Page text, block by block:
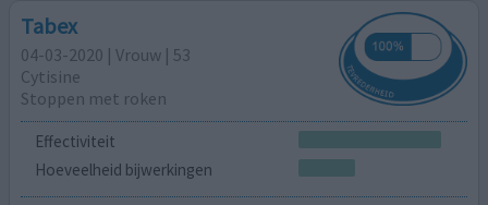
Tabex
04-03-2020 | Vrouw | 53
Cytisine
Stoppen met roken
Effectiviteit
Hoeveelheid bijwerkingen